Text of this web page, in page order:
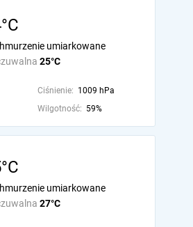
25°C
umiarkowane
Ciśnienie: 1009 hPa
Wilgotność: 59%
27°C
umiarkowane